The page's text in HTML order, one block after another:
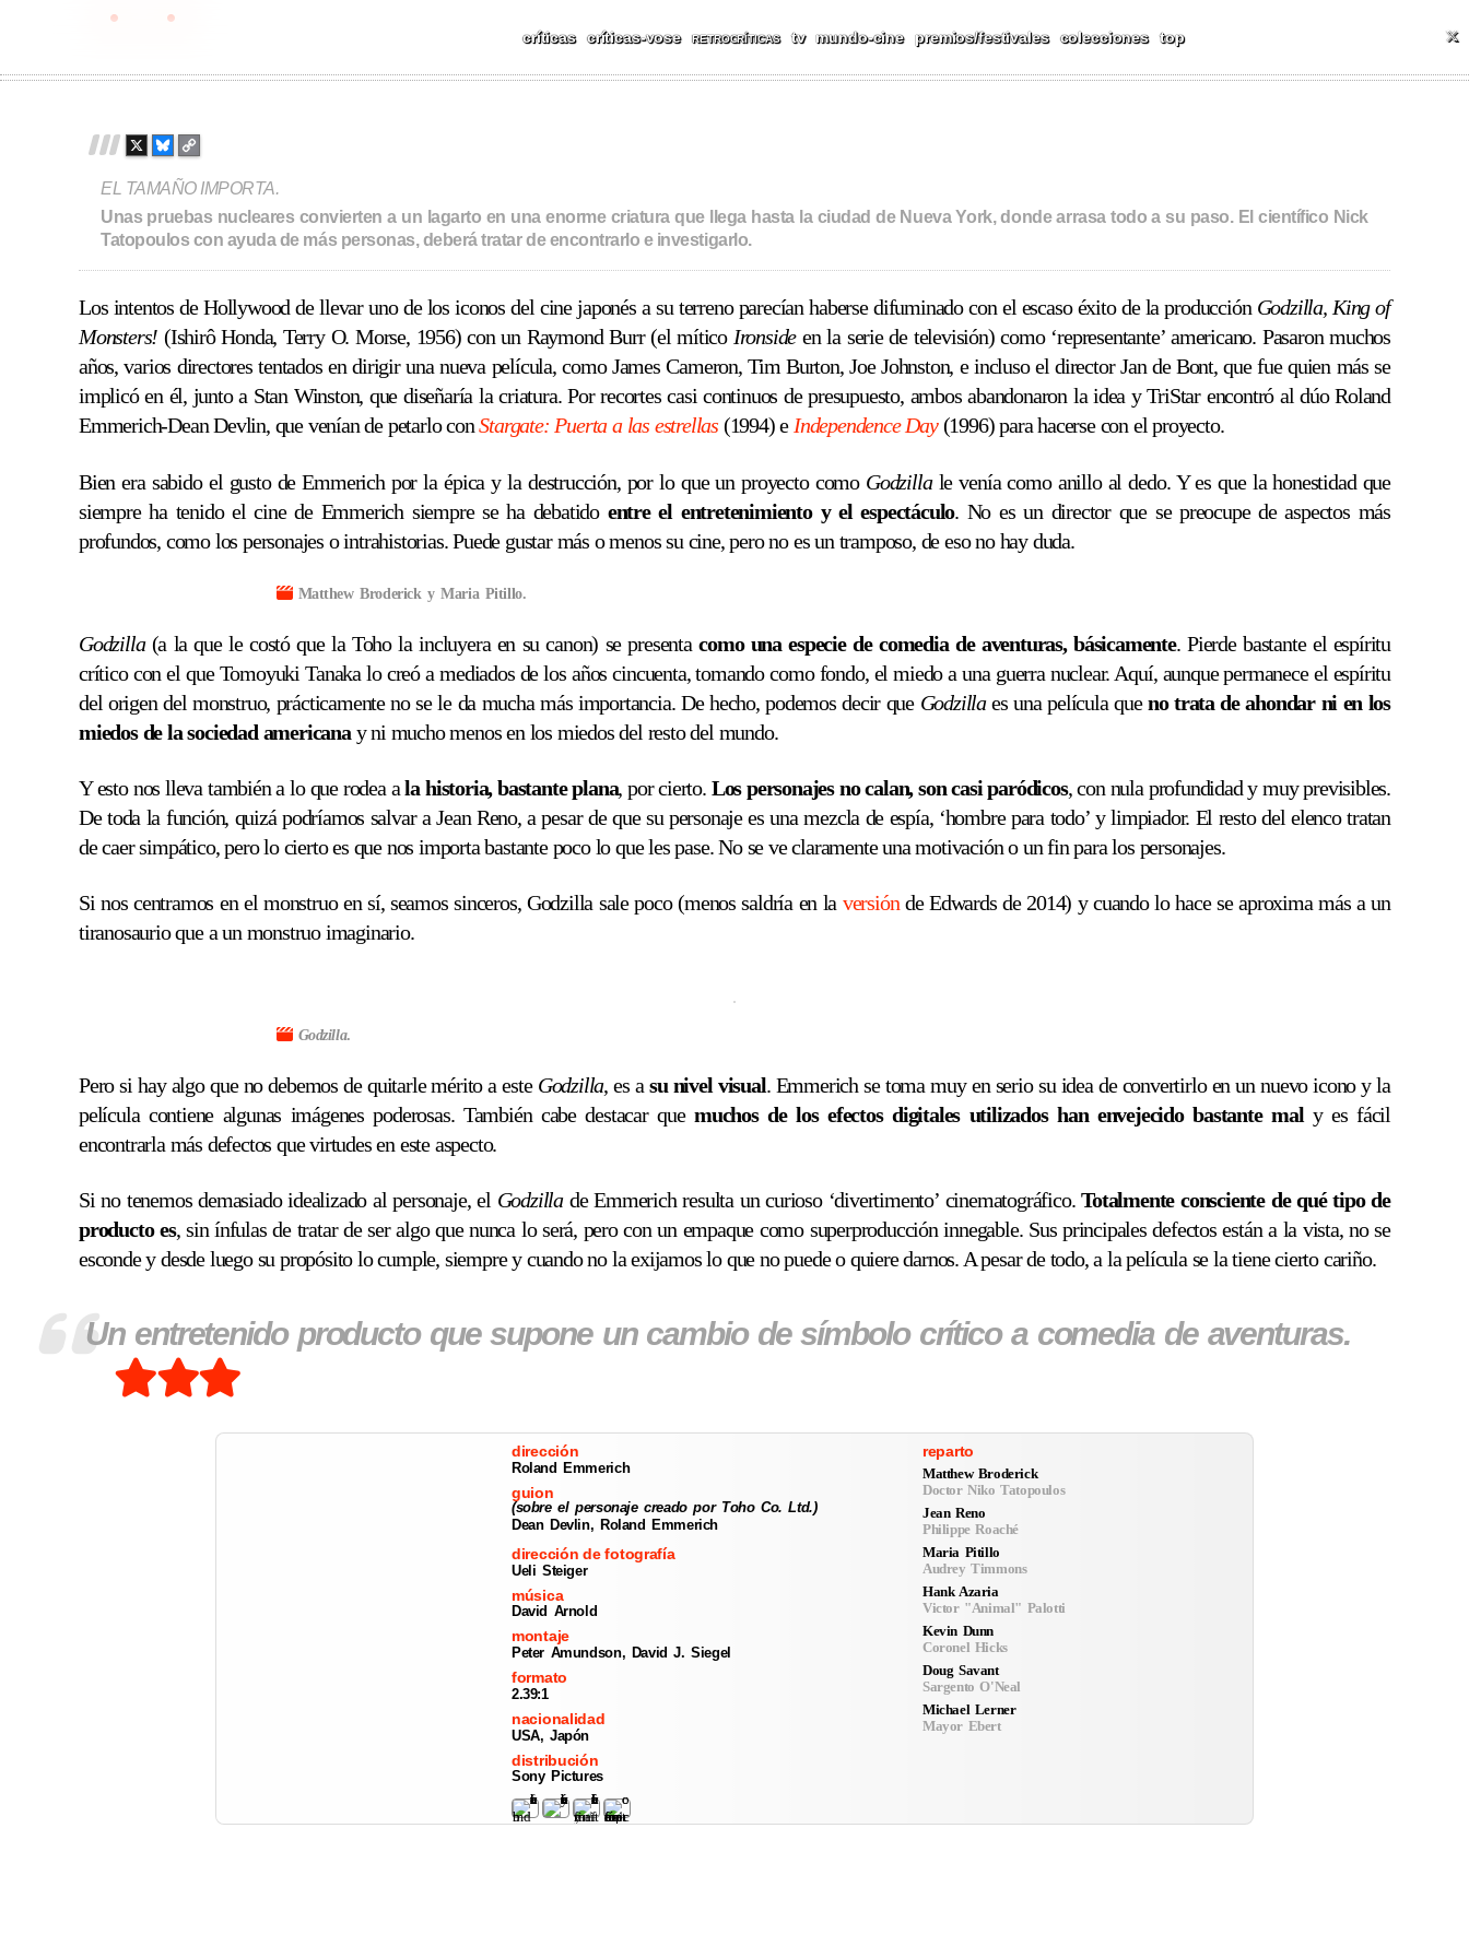
Skip
críticas críticas-vose RETROCRÍTICAS tv mundo-cine premios/festivales colecciones top
B
U
E
S
Y
C
P
Y
L
N
K
EL TAMAÑO IMPORTA.
Unas pruebas nucleares convierten a un lagarto en una enorme criatura que llega hasta la ciudad de Nueva York, donde arrasa todo a su paso. El científico Nick
Tatopoulos con ayuda de más personas, deberá tratar de encontrarlo e investigarlo.
Los intentos de Hollywood de llevar uno de los iconos del cine japonés a su terreno parecían haberse difuminado con el escaso éxito de la producción Godzilla, King of
Monsters! (Ishirô Honda, Terry O. Morse, 1956) con un Raymond Burr (el mítico Ironsideen la serie de televisión) como ‘representante’ americano. Pasaron muchos
años, varios directores tentados en dirigir una nueva película, como James Cameron, Tim Burton, Joe Johnston, e incluso el director Jan de Bont, que fue quien más se
implicó en él, junto a Stan Winston, que diseñaría la criatura. Por recortes casi continuos de presupuesto, ambos abandonaron la idea y TriStar encontró al dúo Roland
Emmerich-Dean Devlin, que venían de petarlo conStargate: Puerta a las estrellas (1994) e Independence Day(1996) para hacerse con el proyecto.
Bien era sabido el gusto de Emmerich por la épica y la destrucción, por lo que un proyecto como Godzillale venía como anillo al dedo. Y es que la honestidad que
siempre ha tenido el cine de Emmerich siempre se ha debatido entre el entretenimiento y el espectáculo. No es un director que se preocupe de aspectos más
profundos, como los personajes o intrahistorias. Puede gustar más o menos su cine, pero no es un tramposo, de eso no hay duda.
Matthew Broderick y Maria Pitillo.
Godzilla(a la que le costó que la Toho la incluyera en su canon) se presentacomo una especie de comedia de aventuras, básicamente. Pierde bastante el espíritu
crítico con el que Tomoyuki Tanaka lo creó a mediados de los años cincuenta, tomando como fondo, el miedo a una guerra nuclear. Aquí, aunque permanece el espíritu
del origen del monstruo, prácticamente no se le da mucha más importancia. De hecho, podemos decir que Godzillaes una película queno trata de ahondar ni en los
miedos de la sociedad americanay ni mucho menos en los miedos del resto del mundo.
Y esto nos lleva también a lo que rodea ala historia, bastante plana, por cierto. Los personajes no calan, son casi paródicos, con nula profundidad y muy previsibles.
De toda la función, quizá podríamos salvar a Jean Reno, a pesar de que su personaje es una mezcla de espía, ‘hombre para todo’ y limpiador. El resto del elenco tratan
de caer simpático, pero lo cierto es que nos importa bastante poco lo que les pase. No se ve claramente una motivación o un fin para los personajes.
Si nos centramos en el monstruo en sí, seamos sinceros, Godzilla sale poco (menos saldría en la versiónde Edwards de 2014) y cuando lo hace se aproxima más a un
tiranosaurio que a un monstruo imaginario.
Godzilla.
Pero si hay algo que no debemos de quitarle mérito a este Godzilla, es a su nivel visual. Emmerich se toma muy en serio su idea de convertirlo en un nuevo icono y la
película contiene algunas imágenes poderosas. También cabe destacar que muchos de los efectos digitales utilizados han envejecido bastante maly es fácil
encontrarla más defectos que virtudes en este aspecto.
Si no tenemos demasiado idealizado al personaje, el Godzillade Emmerich resulta un curioso ‘divertimento’ cinematográfico.Totalmente consciente de qué tipo de
producto es, sin ínfulas de tratar de ser algo que nunca lo será, pero con un empaque como superproducción innegable. Sus principales defectos están a la vista, no se
esconde y desde luego su propósito lo cumple, siempre y cuando no la exijamos lo que no puede o quiere darnos. A pesar de todo, a la película se la tiene cierto cariño.
Un entretenido producto que supone un cambio de símbolo crítico a comedia de aventuras.
dirección
Roland Emmerich
guion
(sobre el personaje creado por Toho Co. Ltd.)
Dean Devlin, Roland Emmerich
dirección de fotografía
Ueli Steiger
música
David Arnold
montaje
Peter Amundson, David J. Siegel
formato
2.39:1
nacionalidad
USA, Japón
distribución
Sony Pictures
reparto
Matthew Broderick
Doctor Niko Tatopoulos
Jean Reno
Philippe Roaché
Maria Pitillo
Audrey Timmons
Hank Azaria
Victor "Animal" Palotti
Kevin Dunn
Coronel Hicks
Doug Savant
Sargento O'Neal
Michael Lerner
Mayor Ebert